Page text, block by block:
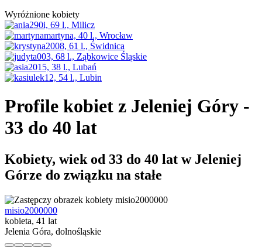
Wyróżnione kobiety
Profile kobiet z Jeleniej Góry -
33 do 40 lat
Kobiety, wiek od 33 do 40 lat w Jeleniej
Górze do związku na stałe
misio2000000
kobieta, 41 lat
Jelenia Góra, dolnośląskie